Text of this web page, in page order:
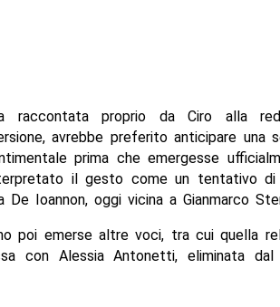
raccontata proprio da Ciro alla
avrebbe preferito anticipare una
prima che emergesse
il gesto come un tentativo
Ioannon, oggi vicina a Gianmarco
poi emerse altre voci, tra cui quella
con Alessia Antonetti, eliminata dal